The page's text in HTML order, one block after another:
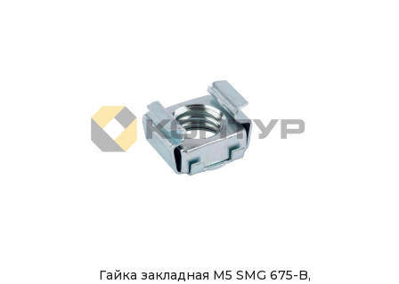
Гайка закладная М5 SMG 675-B,